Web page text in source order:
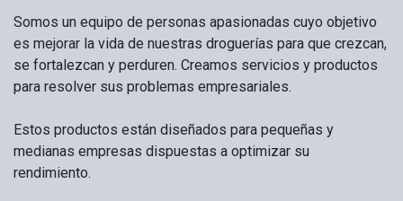
Somos un equipo de personas apasionadas cuyo objetivo
es mejorar la vida de nuestras droguerías para que crezcan,
se fortalezcan y perduren. Creamos servicios y productos
para resolver sus problemas empresariales.
Estos productos están diseñados para pequeñas y
medianas empresas dispuestas a optimizar su
rendimiento.